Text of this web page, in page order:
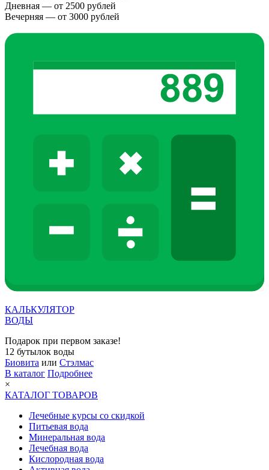
Дневная — от 2500 рублей
Вечерняя — от 3000 рублей
КАЛЬКУЛЯТОР
ВОДЫ
Подарок при первом заказе!
12 бутылок воды
Биовита или Стэлмас
В каталог Подробнее
×
КАТАЛОГ ТОВАРОВ
Лечебные курсы со скидкой
Питьевая вода
Минеральная вода
Лечебная вода
Кислородная вода